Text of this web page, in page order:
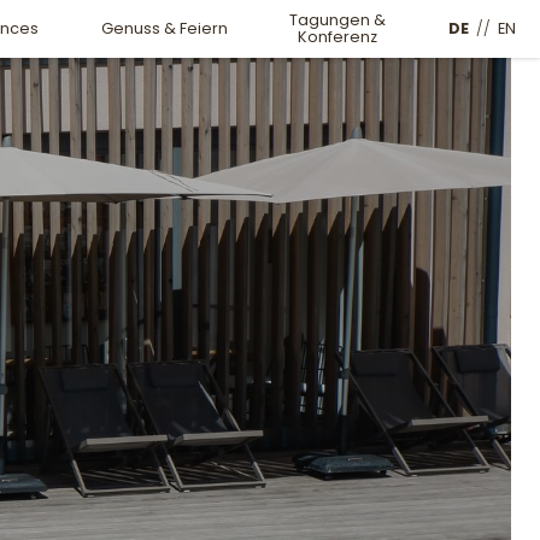
Genuss & Feiern
Tagungen &
Konferenz
DE // EN